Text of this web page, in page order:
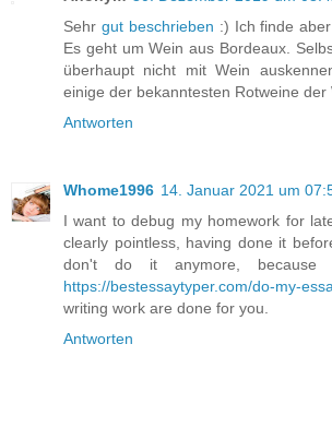
Sehr gut beschrieben :) Ich finde
Es geht um Wein aus Bordeaux.
überhaupt nicht mit Wein
einige der bekanntesten Rotweine der
Antworten
Whome1996 14. Januar 2021 um
I want to debug my homework for
clearly pointless, having done it
don't do it anymore,
https://bestessaytyper.com/do-my-
writing work are done for you.
Antworten